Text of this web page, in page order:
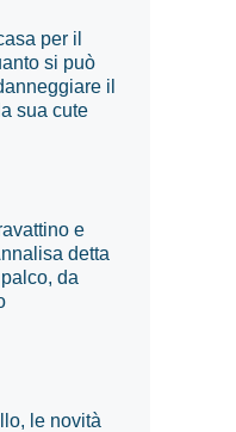
per il
si può
il
sua cute
e
detta
da
le novità